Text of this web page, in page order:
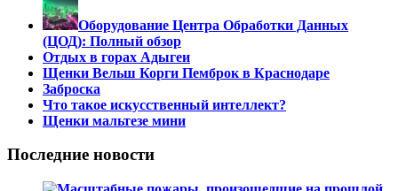
Оборудование Центра Обработки Данных
(ЦОД): Полный обзор
Отдых в горах Адыгеи
Щенки Вельш Корги Пемброк в Краснодаре
Заброска
Что такое искусственный интеллект?
Щенки мальтезе мини
Последние новости